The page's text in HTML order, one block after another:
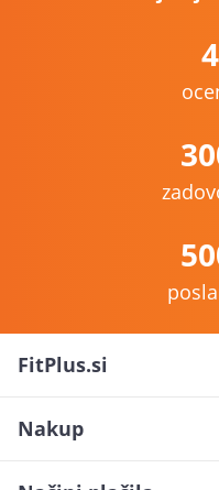
FitPlus.si
Nakup